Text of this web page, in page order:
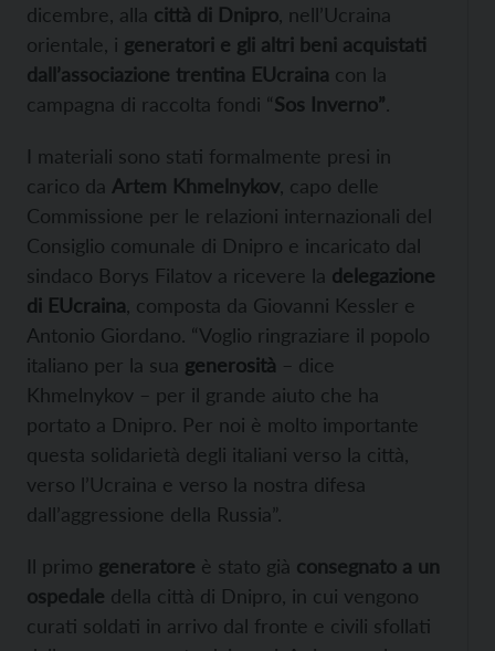
dicembre, alla città di Dnipro , nell’Ucraina
orientale, i generatori e gli altri beni acquistati
dall’associazione trentina EUcraina con la
campagna di raccolta fondi “Sos Inverno”.
I materiali sono stati formalmente presi in
carico da Artem Khmelnykov , capo delle
Commissione per le relazioni internazionali del
Consiglio comunale di Dnipro e incaricato dal
sindaco Borys Filatov a ricevere la delegazione
di EUcraina , composta da Giovanni Kessler e
Antonio Giordano. “Voglio ringraziare il popolo
italiano per la sua generosità – dice
Khmelnykov – per il grande aiuto che ha
portato a Dnipro. Per noi è molto importante
questa solidarietà degli italiani verso la città,
verso l’Ucraina e verso la nostra difesa
dall’aggressione della Russia”.
Il primo generatore è stato già consegnato a un
ospedale della città di Dnipro, in cui vengono
curati soldati in arrivo dal fronte e civili sfollati